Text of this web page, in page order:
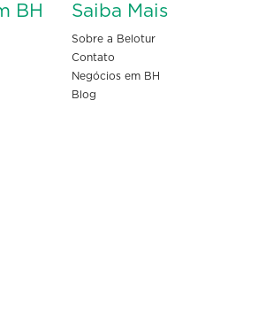
BH Saiba Mais
Sobre a Belotur
Contato
Negócios em BH
Blog